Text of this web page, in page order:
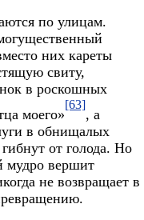
по улицам.
них кареты
свиту,
в роскошных
моего»
[63]
, а
в обнищалых
от голода. Но
мудро вершит
не возвращает в